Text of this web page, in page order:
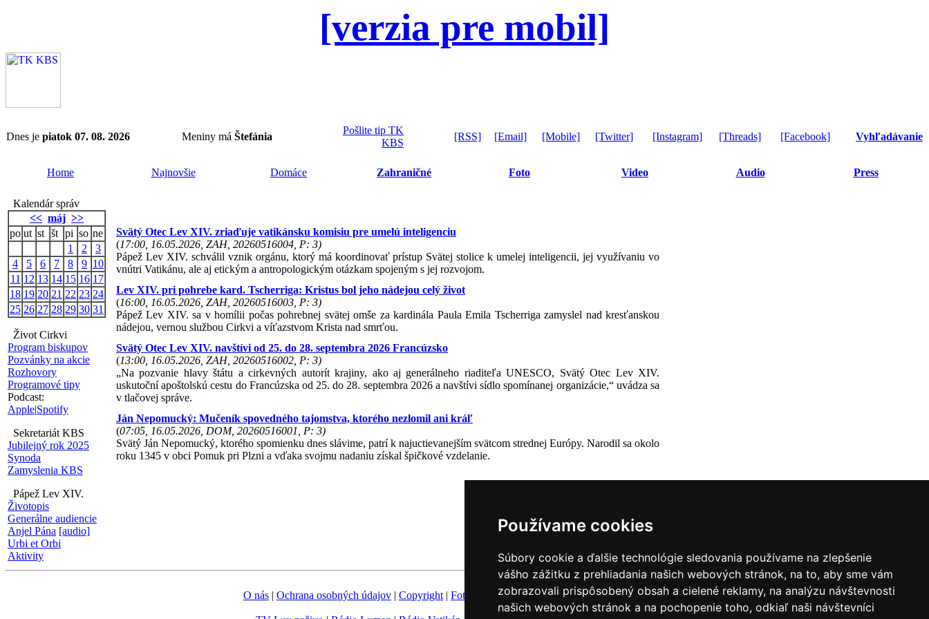
Používame cookies
Súbory cookie a ďalšie technológie sledovania používame na zlepšenie
vášho zážitku z prehliadania našich webových stránok, na to, aby sme vám
zobrazovali prispôsobený obsah a cielené reklamy, na analýzu návštevnosti
našich webových stránok a na pochopenie toho, odkiaľ naši návštevníci
[verzia pre mobil]
Dnes je piatok 07. 08. 2026 Meniny má Štefánia
Pošlite tip TK
KBS
[RSS] [Email] [Mobile] [Twitter] [Instagram] [Threads] [Facebook] Vyhľadávanie
Home Najnovšie Domáce Zahraničné Foto Video Audio Press
Kalendár správ
<< máj >>
po ut st št pi so ne
1
2
3
4
5 6 7 8 9 10
11 12 13 14 15 16 17
18 19 20 21 22 23 24
25 26 27 28 29 30 31
Život Cirkvi
Program biskupov
Pozvánky na akcie
Rozhovory
Programové tipy
Podcast:
Apple|Spotify
Sekretariát KBS
Jubilejný rok 2025
Synoda
Zamyslenia KBS
Pápež Lev XIV.
Životopis
Generálne audiencie
Anjel Pána [audio]
Urbi et Orbi
Aktivity
Svätý Otec Lev XIV. zriaďuje vatikánsku komisiu pre umelú inteligenciu
(17:00, 16.05.2026, ZAH, 20260516004, P: 3)
Pápež Lev XIV. schválil vznik orgánu, ktorý má koordinovať prístup Svätej stolice k umelej inteligencii, jej využívaniu vo
vnútri Vatikánu, ale aj etickým a antropologickým otázkam spojeným s jej rozvojom.
Lev XIV. pri pohrebe kard. Tscherriga: Kristus bol jeho nádejou celý život
(16:00, 16.05.2026, ZAH, 20260516003, P: 3)
Pápež Lev XIV. sa v homílii počas pohrebnej svätej omše za kardinála Paula Emila Tscherriga zamyslel nad kresťanskou
nádejou, vernou službou Cirkvi a víťazstvom Krista nad smrťou.
Svätý Otec Lev XIV. navštívi od 25. do 28. septembra 2026 Francúzsko
(13:00, 16.05.2026, ZAH, 20260516002, P: 3)
„Na pozvanie hlavy štátu a cirkevných autorít krajiny, ako aj generálneho riaditeľa UNESCO, Svätý Otec Lev XIV.
uskutoční apoštolskú cestu do Francúzska od 25. do 28. septembra 2026 a navštívi sídlo spomínanej organizácie,“ uvádza sa
v tlačovej správe.
Ján Nepomucký: Mučeník spovedného tajomstva, ktorého nezlomil ani kráľ
(07:05, 16.05.2026, DOM, 20260516001, P: 3)
Svätý Ján Nepomucký, ktorého spomienku dnes slávime, patrí k najuctievanejším svätcom strednej Európy. Narodil sa okolo
roku 1345 v obci Pomuk pri Plzni a vďaka svojmu nadaniu získal špičkové vzdelanie.
O nás | Ochrana osobných údajov | Copyright | Fotobanka |Hovorca KBS|Zoznam hovorcov diecéz